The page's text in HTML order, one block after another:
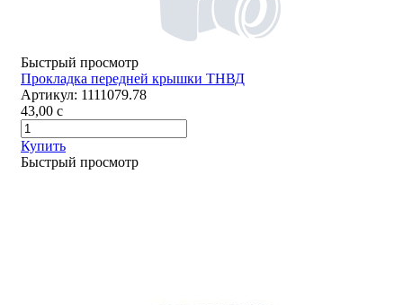
Быстрый просмотр
Прокладка передней крышки ТНВД
Артикул: 1111079.78
43,00 c
Купить
Быстрый просмотр